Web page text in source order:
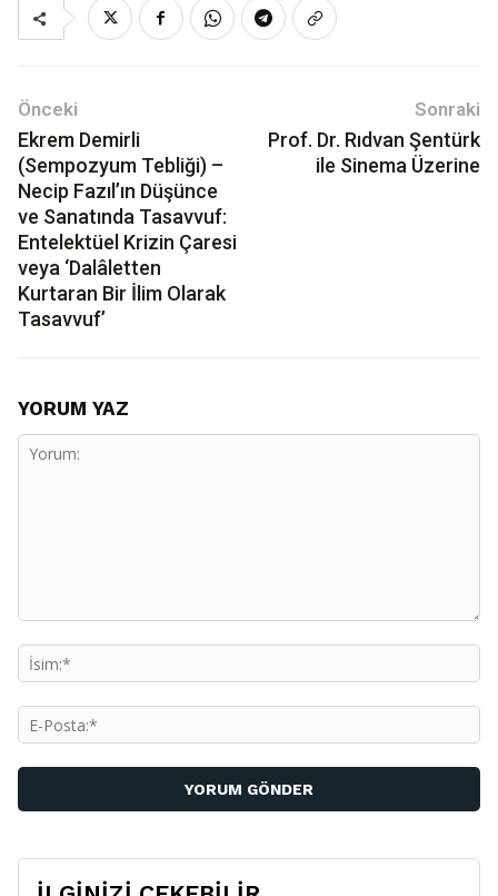
Önceki
Ekrem Demirli
(Sempozyum Tebliği) –
Necip Fazıl’ın Düşünce
ve Sanatında Tasavvuf:
Entelektüel Krizin Çaresi
veya ‘Dalâletten
Kurtaran Bir İlim Olarak
Tasavvuf’
Sonraki
Prof. Dr. Rıdvan Şentürk
ile Sinema Üzerine
YORUM YAZ